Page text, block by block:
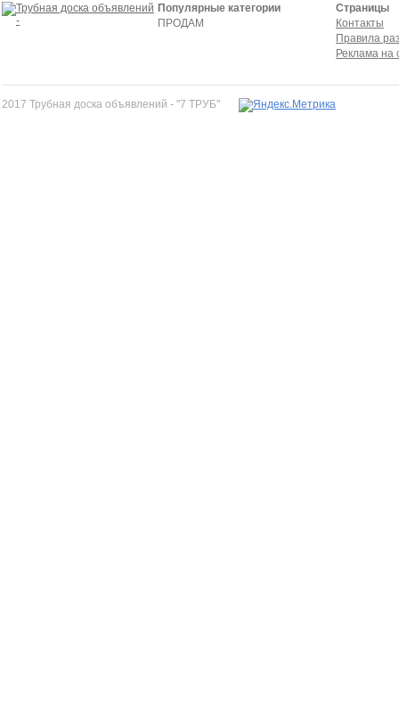
Популярные категории
ПРОДАМ
Страницы
Контакты
Правила
Реклама на
2017 Трубная доска объявлений - "7 ТРУБ"